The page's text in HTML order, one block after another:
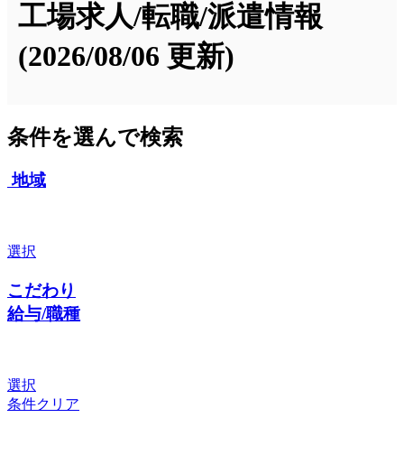
工場求人/転職/派遣情報
(2026/08/06 更新)
条件を選んで検索
地域
選択
こだわり
給与/職種
選択
条件クリア